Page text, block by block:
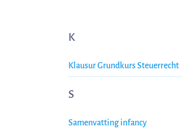
K
Klausur Grundkurs Steuerrecht
S
Samenvatting infancy